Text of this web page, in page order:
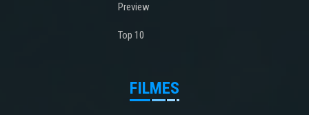
Preview
Top 10
FILMES